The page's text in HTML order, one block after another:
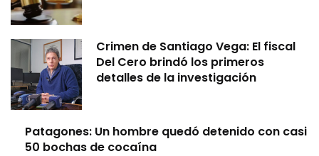
Crimen de Santiago Vega: El fiscal
Del Cero brindó los primeros
detalles de la investigación
Patagones: Un hombre quedó detenido con casi
50 bochas de cocaína